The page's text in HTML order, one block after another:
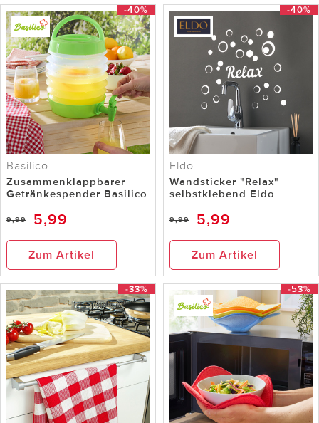
-40%
Basilico
Zusammenklappbarer
Getränkespender Basilico
9,99 5,99
Zum Artikel
-40%
Eldo
Wandsticker "Relax"
selbstklebend Eldo
9,99 5,99
Zum Artikel
-33% -53%